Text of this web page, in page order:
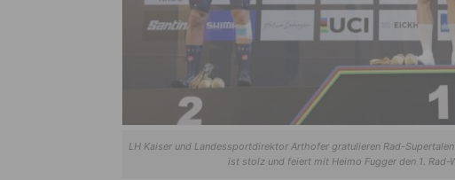
LH Kaiser und Landessportdirektor Arthofer gratulieren Rad-
ist stolz und feiert mit Heimo Fugger den 1. Rad-